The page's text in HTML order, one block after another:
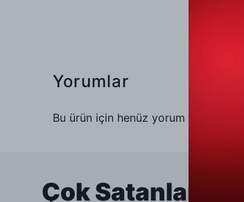
Yorumlar
Bu ürün için henüz yorum yapılmamış.
Çok Satanlar